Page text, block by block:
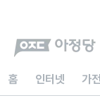
홈 인터넷 가